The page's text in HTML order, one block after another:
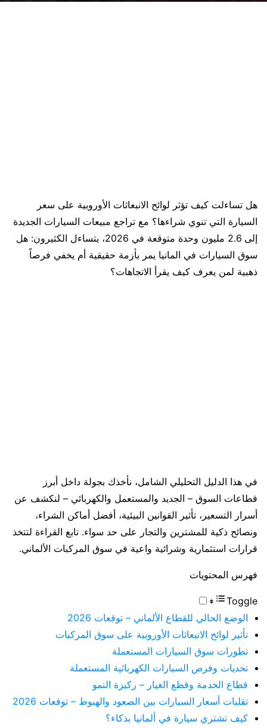
هل تساءلت كيف تؤثر لوائح الانبعاثات الأوروبية على سعر
السيارة التي تنوي شراءها؟ مع تراجع مبيعات السيارات الجديدة
إلى 2.6 مليون وحدة متوقعة في 2026، يتساءل الكثيرون: هل
سوق السيارات في المانيا يمر بأزمة حقيقية أم يخفي فرصاً
ذهبية لمن يعرف كيف يقرأ الاتجاهات؟
في هذا الدليل التحليلي الشامل، نأخذك بجولة داخل أبرز
قطاعات السوق – الجديد والمستعمل والكهربائي – لنكشف عن
أسرار التسعير، تأثير القوانين البيئية، أفضل أماكن الشراء،
ونصائح ذكية للمشترين والتجار على حد سواء. تابع القراءة لتتخذ
قرارات استثمارية وشرائية واعية في سوق المركبات الألماني.
فهرس المحتويات
Toggle
الوضع الحالي للقطاع الألماني – توقعات 2026
تأثير لوائح الانبعاثات الأوروبية على سوق المركبات
تطورات سوق السيارات المستعملة
تحديات وفرص السيارات الكهربائية المستعملة
قطاع الخدمة وقطع الغيار – ركيزة النمو
تقلبات أسعار السيارات بين الصعود والهبوط – توقعات 2026
كيف تشتري سيارة في ألمانيا بذكاء؟